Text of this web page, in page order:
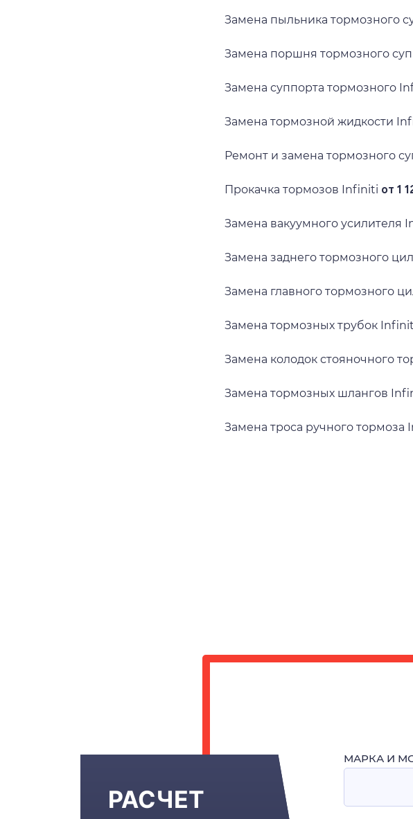
Замена пыльника тормозного
Замена поршня тормозного
Замена суппорта тормозного
Замена тормозной жидкости
Ремонт и замена тормозного
Прокачка тормозов Infiniti от 1
Замена вакуумного усилителя
Замена заднего тормозного
Замена главного тормозного
Замена тормозных трубок
Замена колодок стояночного
Замена тормозных шлангов
Замена троса ручного тормоза
РАСЧЕТ
МАРКА И